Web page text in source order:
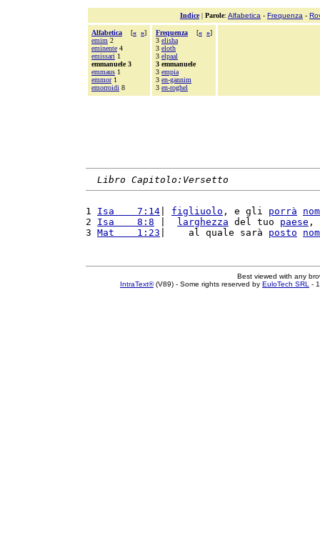
Indice| Parole: Alfabetica - Frequenza -
Alfabetica [« »]
emim 2
eminente 4
emissari 1
emmanuele 3
emmaus 1
emmor1
emorroidi 8
Frequenza [« »]
3 elisha
3 eloth
3 elpaal
3 emmanuele
3 empia
3 en-gannim
3 en-roghel
Libro Capitolo:Versetto
1 Isa    7:14 figliuolo , e gli porrà
2 Isa    8:8 larghezza del tuo paese ,
3 Mat    1:23 |    al quale sarà posto
Best viewed with any
IntraText®(V89) - Some rights reserved by EuloTech SRL -